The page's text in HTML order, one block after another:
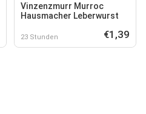
Vinzenzmurr Murroc
Hausmacher Leberwurst
23 Stunden €1,39